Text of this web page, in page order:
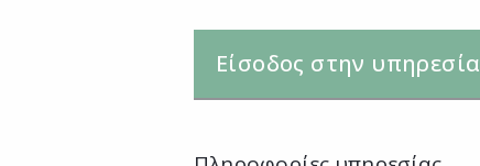
Είσοδος στην υπηρεσία